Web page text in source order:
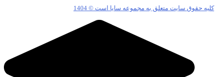
حقوق سایت متعلق به مجموعه سایا است © 1404